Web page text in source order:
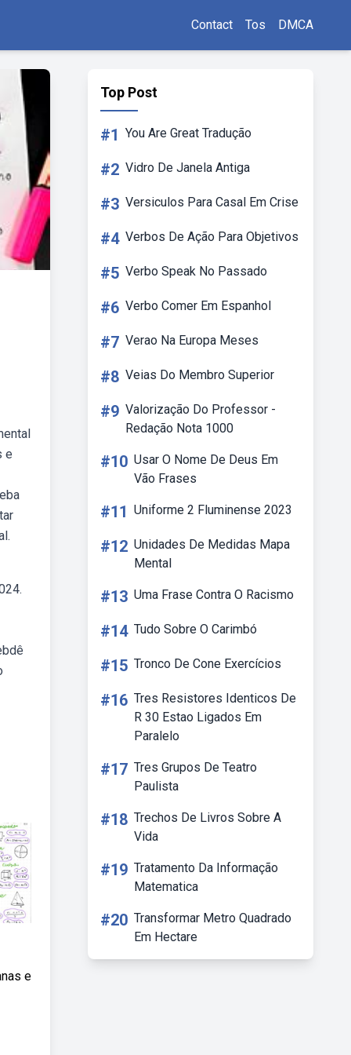
Contact Tos DMCA
e
e
Top Post
#1 You Are Great Tradução
#2 Vidro De Janela Antiga
#3 Versiculos Para Casal Em Crise
#4 Verbos De Ação Para Objetivos
#5 Verbo Speak No Passado
#6 Verbo Comer Em Espanhol
#7 Verao Na Europa Meses
#8 Veias Do Membro Superior
#9 Valorização Do Professor -
Redação Nota 1000
#10 Usar O Nome De Deus Em
Vão Frases
#11 Uniforme 2 Fluminense 2023
#12 Unidades De Medidas Mapa
Mental
#13 Uma Frase Contra O Racismo
#14 Tudo Sobre O Carimbó
#15 Tronco De Cone Exercícios
#16 Tres Resistores Identicos De
R 30 Estao Ligados Em
Paralelo
#17 Tres Grupos De Teatro
Paulista
#18 Trechos De Livros Sobre A
Vida
#19 Tratamento Da Informação
Matematica
#20 Transformar Metro Quadrado
Em Hectare